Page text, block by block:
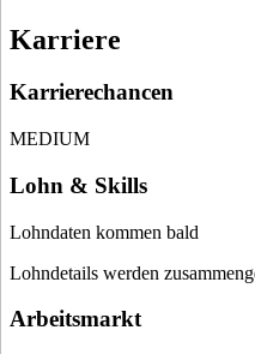
Karriere
Karrierechancen
MEDIUM
Lohn & Skills
Lohndaten kommen bald
Lohndetails werden
Arbeitsmarkt